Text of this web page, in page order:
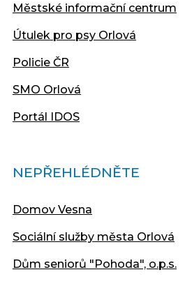
Městské informační centrum
Útulek pro psy Orlová
Policie ČR
SMO Orlová
Portál IDOS
NEPŘEHLÉDNĚTE
Domov Vesna
Sociální služby města Orlová
Dům seniorů "Pohoda", o.p.s.